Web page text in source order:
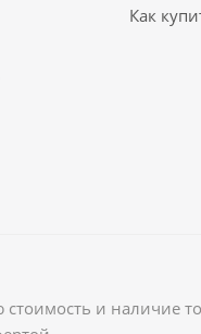
Как
и наличие